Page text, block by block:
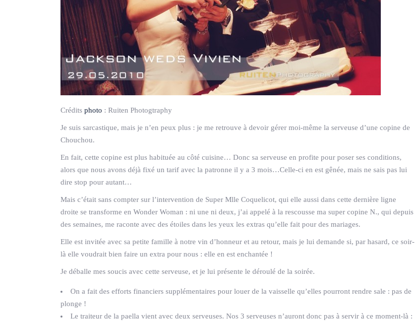
Crédits photo : Ruiten Photogtraphy
Je suis sarcastique, mais je n’en peux plus : je me retrouve à devoir gérer moi-même la serveuse d’une copine de
Chouchou.
En fait, cette copine est plus habituée au côté cuisine… Donc sa serveuse en profite pour poser ses conditions,
alors que nous avons déjà fixé un tarif avec la patronne il y a 3 mois…Celle-ci en est gênée, mais ne sais pas lui
dire stop pour autant…
Mais c’était sans compter sur l’intervention de Super Mlle Coquelicot, qui elle aussi dans cette dernière ligne
droite se transforme en Wonder Woman : ni une ni deux, j’ai appelé à la rescousse ma super copine N., qui depuis
des semaines, me raconte avec des étoiles dans les yeux les extras qu’elle fait pour des mariages.
Elle est invitée avec sa petite famille à notre vin d’honneur et au retour, mais je lui demande si, par hasard, ce soir-
là elle voudrait bien faire un extra pour nous : elle en est enchantée !
Je déballe mes soucis avec cette serveuse, et je lui présente le déroulé de la soirée.
On a fait des efforts financiers supplémentaires pour louer de la vaisselle qu’elles pourront rendre sale : pas de
plonge !
Le traiteur de la paella vient avec deux serveuses. Nos 3 serveuses n’auront donc pas à servir à ce moment-là :